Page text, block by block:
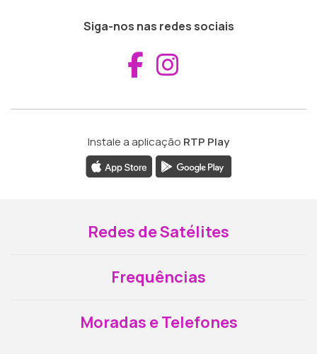
Siga-nos nas redes sociais
Aceder ao
Instale a aplicação RTP Play
Redes de Satélites
Frequências
Moradas e Telefones